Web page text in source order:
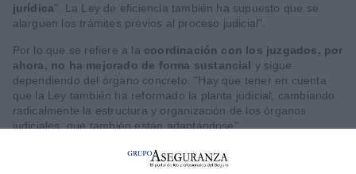
jurídica". La Ley de eficiencia también ha supuesto que se
alarguen los trámites previos al proceso judicial".
Por lo que se refiere a la coordinación con los juzgados, por
ahora, no ha mejorado de forma sustancial y sigue
dependiendo del órgano concreto. "Hay que tener en cuenta
que la Ley también ha reformado la planta judicial, cambiando
radicalmente la estructura y organización de los órganos
judiciales, que también están adaptándose".